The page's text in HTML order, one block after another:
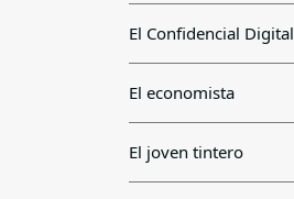
El Confidencial Digital
El economista
El joven tintero